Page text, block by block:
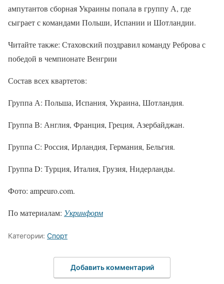
ампутантов сборная Украины попала в группу А, где
сыграет с командами Польши, Испании и Шотландии.
Читайте также: Стаховский поздравил команду Реброва с
победой в чемпионате Венгрии
Состав всех квартетов:
Группа А: Польша, Испания, Украина, Шотландия.
Группа В: Англия, Франция, Греция, Азербайджан.
Группа С: Россия, Ирландия, Германия, Бельгия.
Группа D: Турция, Италия, Грузия, Нидерланды.
Фото: ampeuro.com.
По материалам: Укринформ
Категории: Спорт
Добавить комментарий